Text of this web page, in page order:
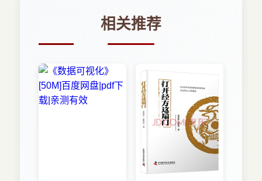
2.2.3 编写应用程序代码
2.3.2 创建一个android虚拟设备
2.3.3 运行应用程序
2.3.4 调试应用程序
这与声音的产生有些相似，不过声音不是圆形
它们会彼此削弱，也会彼此增强。声波也是如此。
当你听音乐时，环境中的声波会以音调和旋律的形
式传到你的耳朵里。一个声音的音量是由运动和推
动分子施加给周边分子的能量大小所决定的，并最
相关推荐